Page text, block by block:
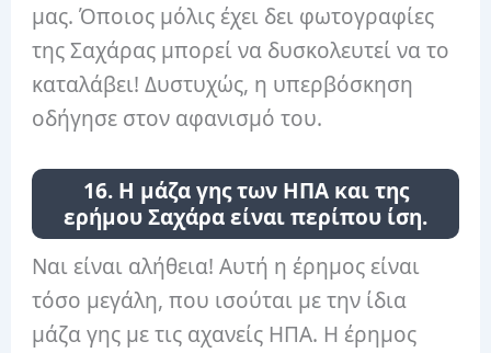
μας. Όποιος μόλις έχει δει φωτογραφίες
της Σαχάρας μπορεί να δυσκολευτεί να το
καταλάβει! Δυστυχώς, η υπερβόσκηση
οδήγησε στον αφανισμό του.
16. Η μάζα γης των ΗΠΑ και της
ερήμου Σαχάρα είναι περίπου ίση.
Ναι είναι αλήθεια! Αυτή η έρημος είναι
τόσο μεγάλη, που ισούται με την ίδια
μάζα γης με τις αχανείς ΗΠΑ. Η έρημος